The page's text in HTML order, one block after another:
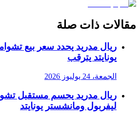
مقالات ذات صلة
ريال مدريد يحدد سعر بيع
يونايتد يترقب
الجمعة، 24 يوليوز 2026
ريال مدريد يحسم مستقبل
ليفربول ومانشستر يونايتد